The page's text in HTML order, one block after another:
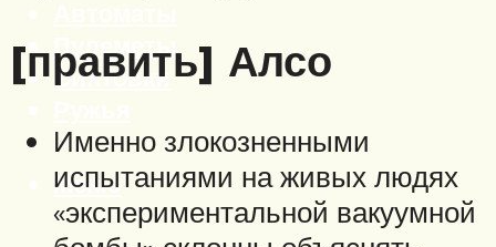
Пулеметы
Винтовки
Меню
[править] Алсо
Именно злокозненными
испытаниями на живых людях
«экспериментальной вакуумной